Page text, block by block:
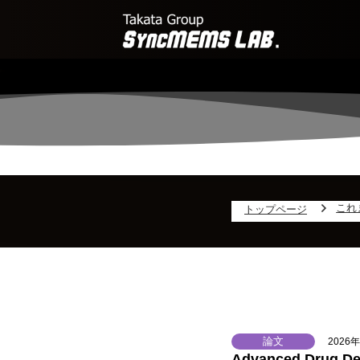
トップページ これ
論文 2026